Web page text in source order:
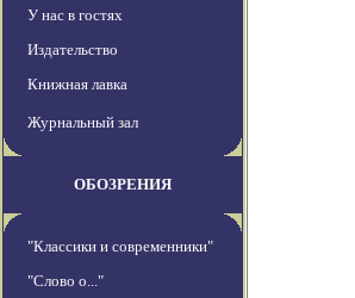
У нас в гостях
Издательство
Книжная лавка
Журнальный зал
ОБОЗРЕНИЯ
"Классики и современники"
"Слово о..."